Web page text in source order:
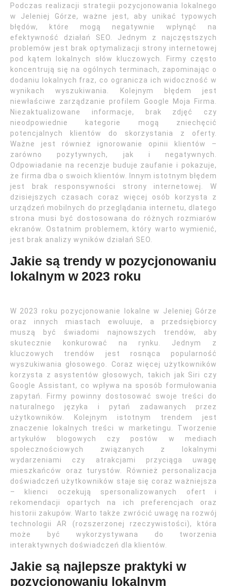
Podczas realizacji strategii pozycjonowania lokalnego
w Jeleniej Górze, ważne jest, aby unikać typowych
błędów, które mogą negatywnie wpłynąć na
efektywność działań SEO. Jednym z najczęstszych
problemów jest brak optymalizacji strony internetowej
pod kątem lokalnych słów kluczowych. Firmy często
koncentrują się na ogólnych terminach, zapominając o
dodaniu lokalnych fraz, co ogranicza ich widoczność w
wynikach wyszukiwania. Kolejnym błędem jest
niewłaściwe zarządzanie profilem Google Moja Firma.
Niezaktualizowane informacje, brak zdjęć czy
nieodpowiednie kategorie mogą zniechęcić
potencjalnych klientów do skorzystania z oferty.
Ważne jest również ignorowanie opinii klientów –
zarówno pozytywnych, jak i negatywnych.
Odpowiadanie na recenzje buduje zaufanie i pokazuje,
że firma dba o swoich klientów. Innym istotnym błędem
jest brak responsywności strony internetowej. W
dzisiejszych czasach coraz więcej osób korzysta z
urządzeń mobilnych do przeglądania internetu, dlatego
strona musi być dostosowana do różnych rozmiarów
ekranów. Ostatnim problemem, który warto wymienić,
jest brak analizy wyników działań SEO.
Jakie są trendy w pozycjonowaniu
lokalnym w 2023 roku
W 2023 roku pozycjonowanie lokalne w Jeleniej Górze
oraz innych miastach ewoluuje, a przedsiębiorcy
muszą być świadomi najnowszych trendów, aby
skutecznie konkurować na rynku. Jednym z
kluczowych trendów jest rosnąca popularność
wyszukiwania głosowego. Coraz więcej użytkowników
korzysta z asystentów głosowych, takich jak Siri czy
Google Assistant, co wpływa na sposób formułowania
zapytań. Firmy powinny dostosować swoje treści do
naturalnego języka i pytań zadawanych przez
użytkowników. Kolejnym istotnym trendem jest
znaczenie lokalnych treści w marketingu. Tworzenie
artykułów blogowych czy postów w mediach
społecznościowych związanych z lokalnymi
wydarzeniami czy atrakcjami przyciąga uwagę
mieszkańców oraz turystów. Również personalizacja
doświadczeń użytkowników staje się coraz ważniejsza
– klienci oczekują spersonalizowanych ofert i
rekomendacji opartych na ich preferencjach oraz
historii zakupów. Warto także zwrócić uwagę na rozwój
technologii AR (rozszerzonej rzeczywistości), która
może być wykorzystywana do tworzenia
interaktywnych doświadczeń dla klientów.
Jakie są najlepsze praktyki w
pozycjonowaniu lokalnym